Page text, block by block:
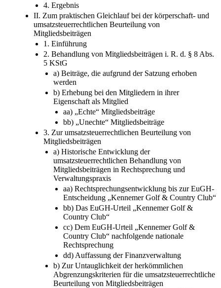
4. Ergebnis
II. Zum praktischen Gleichlauf bei der körperschaft- und
umsatzsteuerrechtlichen Beurteilung von
Mitgliedsbeiträgen
1. Einführung
2. Behandlung von Mitgliedsbeiträgen i. R. d. § 8 Abs.
5 KStG
a) Beiträge, die aufgrund der Satzung erhoben
werden
b) Erhebung bei den Mitgliedern in ihrer
Eigenschaft als Mitglied
aa) „Echte“ Mitgliedsbeiträge
bb) „Unechte“ Mitgliedsbeiträge
3. Zur umsatzsteuerrechtlichen Beurteilung von
Mitgliedsbeiträgen
a) Historische Entwicklung der
umsatzsteuerrechtlichen Behandlung von
Mitgliedsbeiträgen in Rechtsprechung und
Verwaltungspraxis
aa) Rechtsprechungsentwicklung bis zur EuGH-
Entscheidung „Kennemer Golf & Country Club“
bb) Das EuGH-Urteil „Kennemer Golf &
Country Club“
cc) Dem EuGH-Urteil „Kennemer Golf &
Country Club“ nachfolgende nationale
Rechtsprechung
dd) Auffassung der Finanzverwaltung
b) Zur Untauglichkeit der herkömmlichen
Abgrenzungskriterien für die umsatzsteuerrechtliche
Beurteilung von Mitgliedsbeiträgen